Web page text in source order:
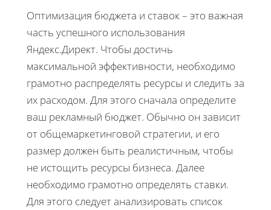
Оптимизация бюджета и ставок – это важная
часть успешного использования
Яндекс.Директ. Чтобы достичь
максимальной эффективности, необходимо
грамотно распределять ресурсы и следить за
их расходом. Для этого сначала определите
ваш рекламный бюджет. Обычно он зависит
от общемаркетинговой стратегии, и его
размер должен быть реалистичным, чтобы
не истощить ресурсы бизнеса. Далее
необходимо грамотно определять ставки.
Для этого следует анализировать список